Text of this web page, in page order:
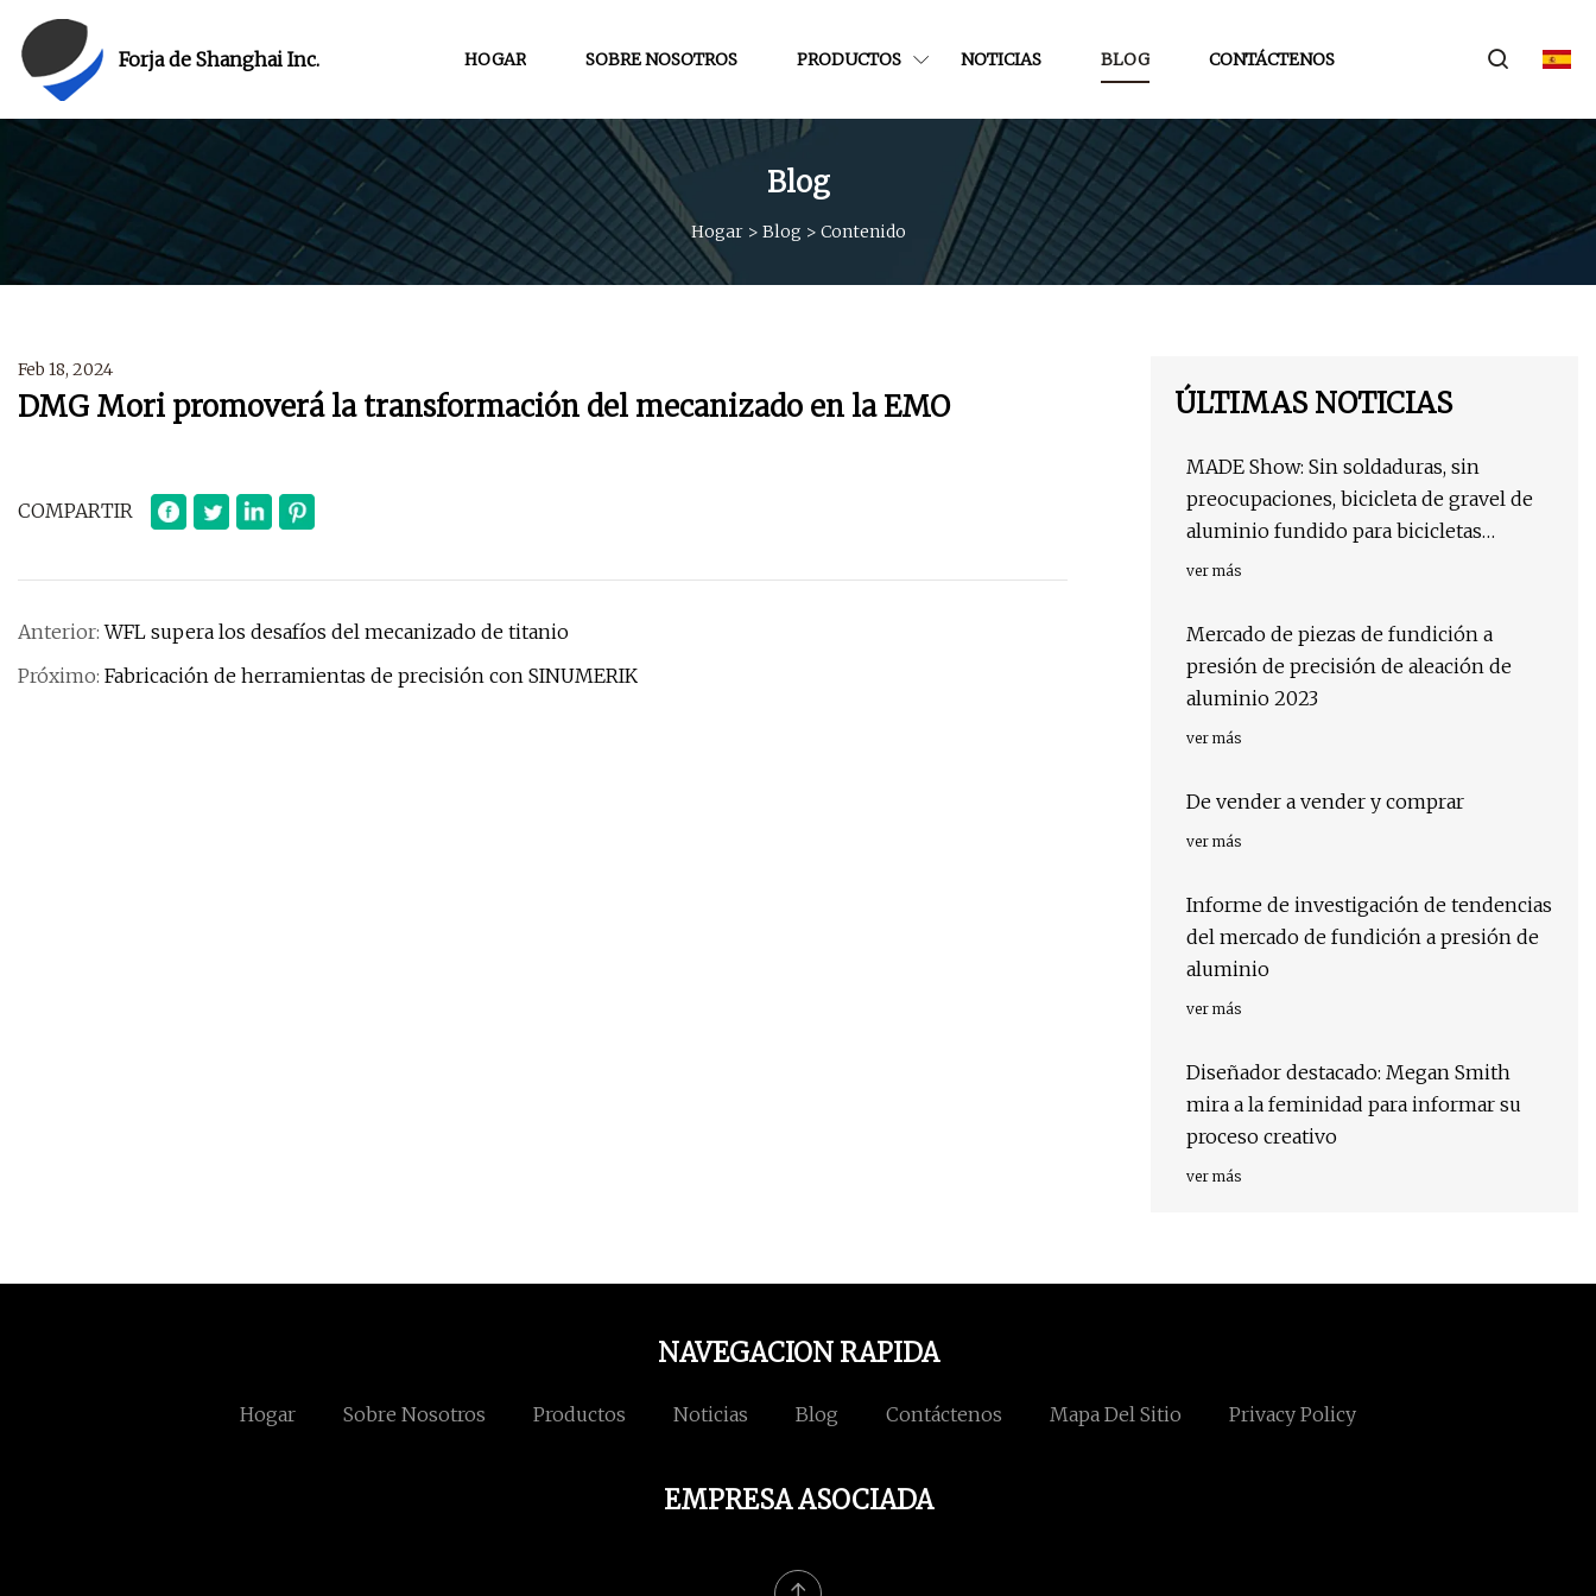
Forja de Shanghai Inc. HOGAR SOBRE NOSOTROS PRODUCTOS NOTICIAS BLOG CONTÁCTENOS
Blog
Hogar> Blog > Contenido
Feb 18, 2024
DMG Mori promoverá la transformación del mecanizado en la EMO
COMPARTIR
Anterior:WFL supera los desafíos del mecanizado de titanio
Próximo: Fabricación de herramientas de precisión con SINUMERIK
ÚLTIMAS NOTICIAS
MADE Show: Sin soldaduras, sin
preocupaciones, bicicleta de gravel de
aluminio fundido para bicicletas
pesadas
ver más
Mercado de piezas de fundición a
presión de precisión de aleación de
aluminio 2023
ver más
De vender a vender y comprar
ver más
Informe de investigación de tendencias
del mercado de fundición a presión de
aluminio
ver más
Diseñador destacado: Megan Smith
mira a la feminidad para informar su
proceso creativo
ver más
NAVEGACION RAPIDA
Hogar Sobre Nosotros Productos Noticias Blog Contáctenos Mapa Del Sitio Privacy Policy
EMPRESA ASOCIADA